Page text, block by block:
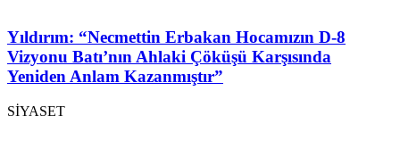
Yıldırım: “Necmettin Erbakan Hocamızın D-8
Vizyonu Batı’nın Ahlaki Çöküşü Karşısında
Yeniden Anlam Kazanmıştır”
SİYASET